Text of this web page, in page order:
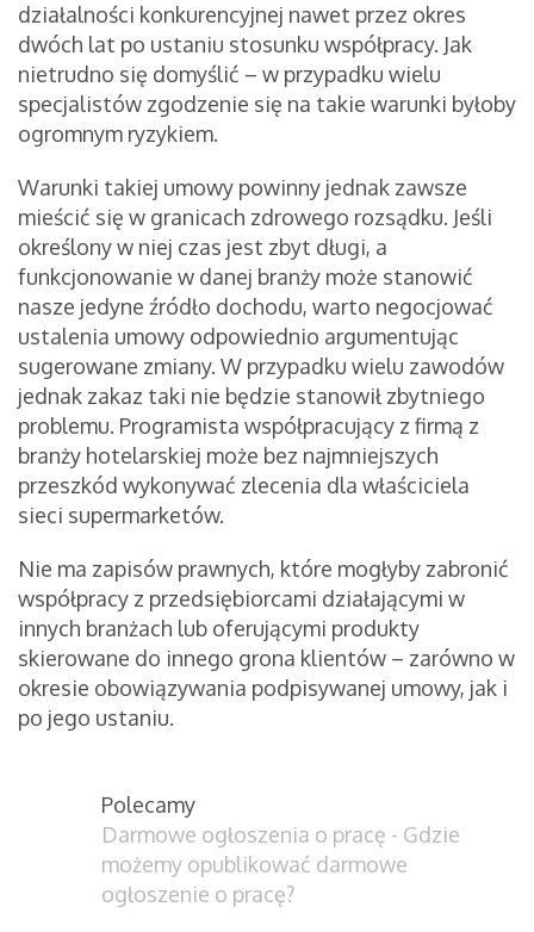
działalności konkurencyjnej nawet przez okres
dwóch lat po ustaniu stosunku współpracy. Jak
nietrudno się domyślić – w przypadku wielu
specjalistów zgodzenie się na takie warunki byłoby
ogromnym ryzykiem.
Warunki takiej umowy powinny jednak zawsze
mieścić się w granicach zdrowego rozsądku. Jeśli
określony w niej czas jest zbyt długi, a
funkcjonowanie w danej branży może stanowić
nasze jedyne źródło dochodu, warto negocjować
ustalenia umowy odpowiednio argumentując
sugerowane zmiany. W przypadku wielu zawodów
jednak zakaz taki nie będzie stanowił zbytniego
problemu. Programista współpracujący z firmą z
branży hotelarskiej może bez najmniejszych
przeszkód wykonywać zlecenia dla właściciela
sieci supermarketów.
Nie ma zapisów prawnych, które mogłyby zabronić
współpracy z przedsiębiorcami działającymi w
innych branżach lub oferującymi produkty
skierowane do innego grona klientów – zarówno w
okresie obowiązywania podpisywanej umowy, jak i
po jego ustaniu.
Polecamy
Darmowe ogłoszenia o pracę - Gdzie
możemy opublikować darmowe
ogłoszenie o pracę?